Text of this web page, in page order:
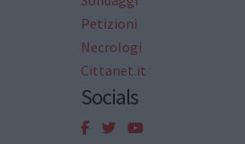
Petizioni
Necrologi
Cittanet.it
Socials